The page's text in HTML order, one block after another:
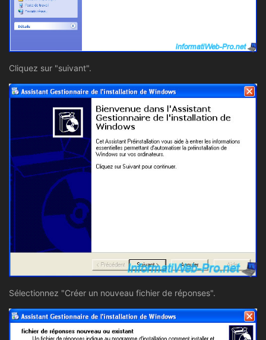
Cliquez sur "suivant".
Sélectionnez "Créer un nouveau fichier de réponses".